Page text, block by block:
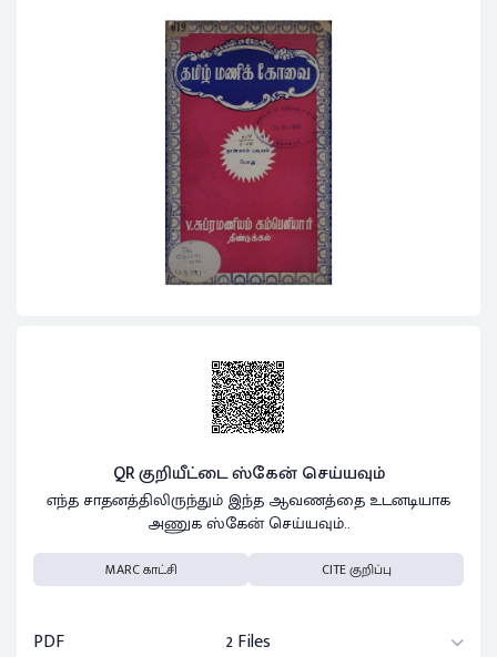
QR குறியீட்டை ஸ்கேன் செய்யவும்
எந்த சாதனத்திலிருந்தும் இந்த ஆவணத்தை உடனடியாக
அணுக ஸ்கேன் செய்யவும்..
MARC காட்சி CITE குறிப்பு
PDF
2 Files